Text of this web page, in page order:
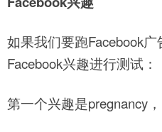
如果我们要跑Facebook
Facebook兴趣进行测试：
第一个兴趣是pregnancy